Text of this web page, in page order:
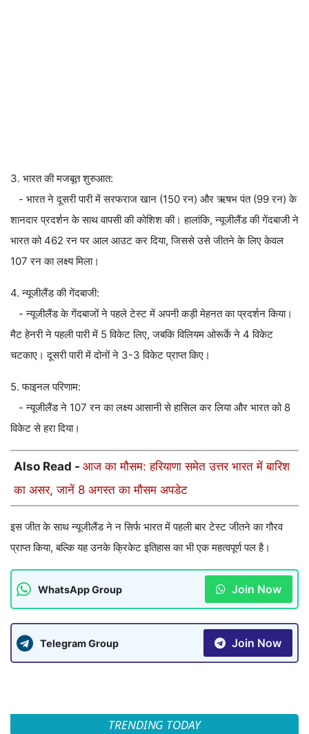
3. भारत की मजबूत शुरुआत:
- भारत ने दूसरी पारी में सरफराज खान (150 रन) और ऋषभ पंत (99 रन) के
शानदार प्रदर्शन के साथ वापसी की कोशिश की। हालांकि, न्यूजीलैंड की गेंदबाजी ने
भारत को 462 रन पर आल आउट कर दिया, जिससे उसे जीतने के लिए केवल
107 रन का लक्ष्य मिला।
4. न्यूजीलैंड की गेंदबाजी:
- न्यूजीलैंड के गेंदबाजों ने पहले टेस्ट में अपनी कड़ी मेहनत का प्रदर्शन किया।
मैट हेनरी ने पहली पारी में 5 विकेट लिए, जबकि विलियम ओरूर्के ने 4 विकेट
चटकाए। दूसरी पारी में दोनों ने 3-3 विकेट प्राप्त किए।
5. फाइनल परिणाम:
- न्यूजीलैंड ने 107 रन का लक्ष्य आसानी से हासिल कर लिया और भारत को 8
विकेट से हरा दिया।
Also Read - आज का मौसम: हरियाणा समेत उत्तर भारत में बारिश
का असर, जानें 8 अगस्त का मौसम अपडेट
इस जीत के साथ न्यूजीलैंड ने न सिर्फ भारत में पहली बार टेस्ट जीतने का गौरव
प्राप्त किया, बल्कि यह उनके क्रिकेट इतिहास का भी एक महत्वपूर्ण पल है।
WhatsApp Group Join Now
Telegram Group Join Now
TRENDING TODAY